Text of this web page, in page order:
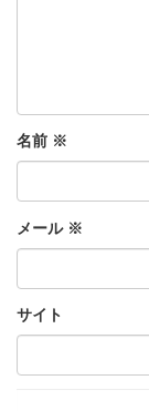
名前 ※
メール ※
サイト